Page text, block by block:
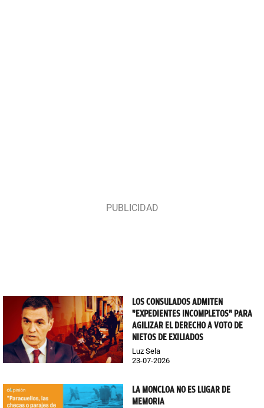
LOS CONSULADOS ADMITEN
"EXPEDIENTES INCOMPLETOS" PARA
AGILIZAR EL DERECHO A VOTO DE
NIETOS DE EXILIADOS
Luz Sela
23-07-2026
LA MONCLOA NO ES LUGAR DE
MEMORIA